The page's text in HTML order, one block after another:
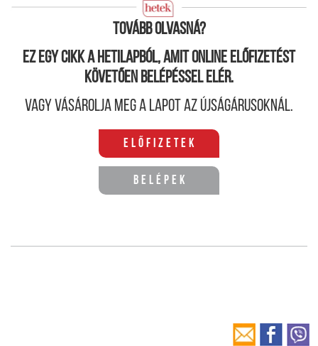
mint a baloldali kormányok idején.
Tovább olvasná?
Ez egy cikk a hetilapból, amit online előfizetést
követően belépéssel elér.
Vagy vásárolja meg a lapot az újságárusoknál.
Előfizetek
Belépek